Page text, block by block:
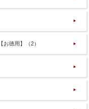
徳用】（2）